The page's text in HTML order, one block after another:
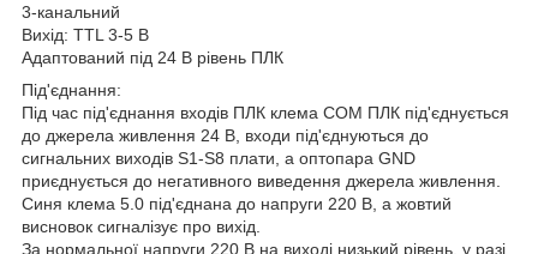
3-канальний
Вихід: TTL 3-5 В
Адаптований під 24 В рівень ПЛК
Під'єднання:
Під час під'єднання входів ПЛК клема COM ПЛК під'єднується
до джерела живлення 24 В, входи під'єднуються до
сигнальних виходів S1-S8 плати, а оптопара GND
приєднується до негативного виведення джерела живлення.
Синя клема 5.0 під'єднана до напруги 220 В, а жовтий
висновок сигналізує про вихід.
За нормальної напруги 220 В на виході низький рівень, у разі